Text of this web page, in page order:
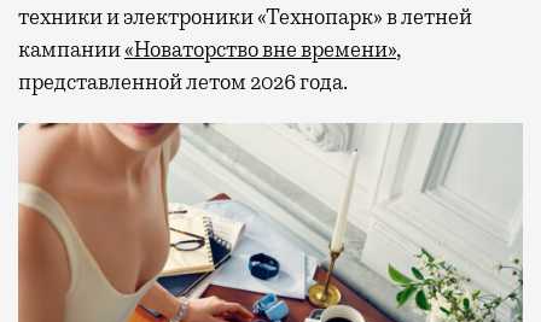
техники и электроники «Технопарк» в летней
кампании«Новаторство вне времени»,
представленной летом 2026 года.